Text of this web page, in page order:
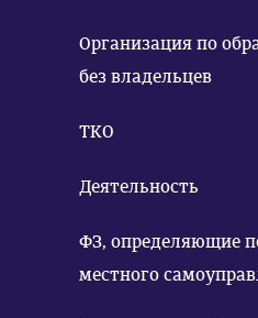
Организация по
без владельцев
ТКО
Деятельность
ФЗ, определяющие
местного